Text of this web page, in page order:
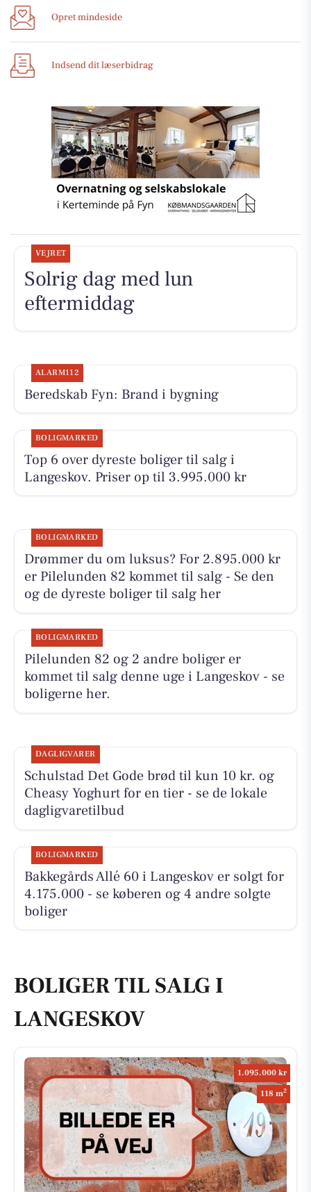
Opret mindeside
Indsend dit læserbidrag
VEJRET
Solrig dag med lun
eftermiddag
ALARM112
Beredskab Fyn: Brand i bygning
BOLIGMARKED
Top 6 over dyreste boliger til salg i
Langeskov. Priser op til 3.995.000 kr
BOLIGMARKED
Drømmer du om luksus? For 2.895.000 kr
er Pilelunden 82 kommet til salg - Se den
og de dyreste boliger til salg her
BOLIGMARKED
Pilelunden 82 og 2 andre boliger er
kommet til salg denne uge i Langeskov - se
boligerne her.
DAGLIGVARER
Schulstad Det Gode brød til kun 10 kr. og
Cheasy Yoghurt for en tier - se de lokale
dagligvaretilbud
BOLIGMARKED
Bakkegårds Allé 60 i Langeskov er solgt for
4.175.000 - se køberen og 4 andre solgte
boliger
BOLIGER TIL SALG I
LANGESKOV
1.095.000 kr
118 m2